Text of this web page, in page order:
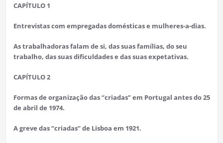
CAPÍTULO 1
Entrevistas com empregadas domésticas e mulheres-a-dias.
As trabalhadoras falam de si, das suas famílias, do seu
trabalho, das suas dificuldades e das suas expetativas.
CAPÍTULO 2
Formas de organização das “criadas” em Portugal antes do 25
de abril de 1974.
A greve das “criadas” de Lisboa em 1921.